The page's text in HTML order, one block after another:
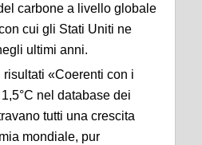
carbone a livello globale
cui gli Stati Uniti ne
ultimi anni.
risultati «Coerenti con i
nel database dei
tutti una crescita
mondiale, pur